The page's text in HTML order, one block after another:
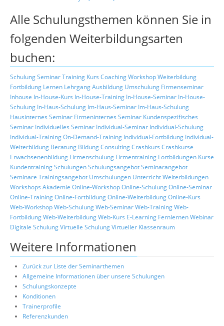
Alle Schulungsthemen können Sie in
folgenden Weiterbildungsarten
buchen:
SchulungSeminarTraining Kurs CoachingWorkshopWeiterbildung
Fortbildung Lernen LehrgangAusbildung Umschulung Firmenseminar
Inhouse In-House-Kurs In-House-Training In-House-Seminar In-House-
Schulung In-Haus-Schulung Im-Haus-Seminar Im-Haus-Schulung
Hausinternes Seminar Firmeninternes Seminar Kundenspezifisches
Seminar Individuelles Seminar Individual-Seminar Individual-Schulung
Individual-TrainingOn-Demand-Training Individual-Fortbildung Individual-
Weiterbildung Beratung BildungConsultingCrashkurs Crashkurse
Erwachsenenbildung Firmenschulung Firmentraining Fortbildungen Kurse
KundentrainingSchulungenSchulungsangebotSeminarangebot
Seminare Trainingsangebot Umschulungen UnterrichtWeiterbildungen
Workshops Akademie Online-WorkshopOnline-SchulungOnline-Seminar
Online-TrainingOnline-FortbildungOnline-WeiterbildungOnline-Kurs
Web-WorkshopWeb-SchulungWeb-SeminarWeb-TrainingWeb-
FortbildungWeb-WeiterbildungWeb-Kurs E-Learning FernlernenWebinar
Digitale SchulungVirtuelle SchulungVirtueller Klassenraum
Weitere Informationen
Zurück zur Liste der Seminarthemen
Allgemeine Informationen über unsere Schulungen
Schulungskonzepte
Konditionen
Trainerprofile
Referenzkunden